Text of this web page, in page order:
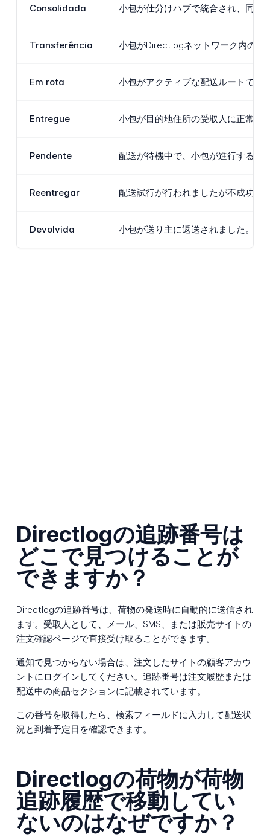
Consolidada 小包が仕分けハブで統合され、同じ
Transferência 小包がDirectlogネットワーク内の2
Em rota 小包がアクティブな配送ルートで配
Entregue 小包が目的地住所の受取人に正常に
Pendente 配送が待機中で、小包が進行する前
Reentregar 配送試行が行われましたが不成功で
Devolvida 小包が送り主に返送されました。こ
Directlogの追跡番号は
どこで見つけることが
できますか？
Directlogの追跡番号は、荷物の発送時に自動的に送信され
ます。受取人として、メール、SMS、または販売サイトの
注文確認ページで直接受け取ることができます。
通知で見つからない場合は、注文したサイトの顧客アカウ
ントにログインしてください。追跡番号は注文履歴または
配送中の商品セクションに記載されています。
この番号を取得したら、検索フィールドに入力して配送状
況と到着予定日を確認できます。
Directlogの荷物が荷物
追跡履歴で移動してい
ないのはなぜですか？